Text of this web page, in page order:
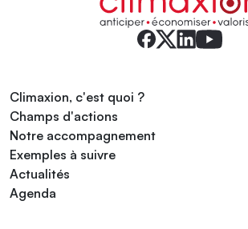
Climaxion, c'est quoi ?
Champs d'actions
Notre accompagnement
Exemples à suivre
Actualités
Agenda